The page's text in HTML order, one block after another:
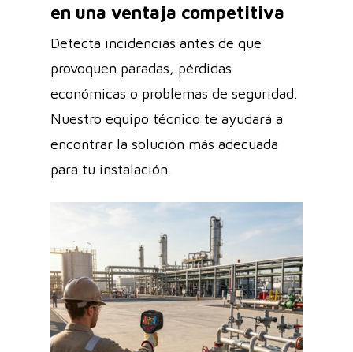
en una ventaja competitiva
Detecta incidencias antes de que
provoquen paradas, pérdidas
económicas o problemas de seguridad.
Nuestro equipo técnico te ayudará a
encontrar la solución más adecuada
para tu instalación.